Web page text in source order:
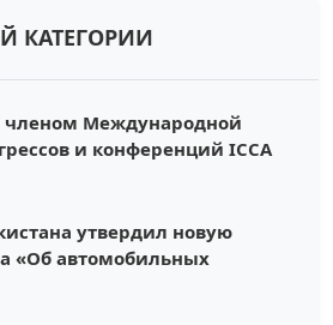
КАТЕГОРИИ
членом Международной
и конференций ICCA
утвердил новую
«Об автомобильных